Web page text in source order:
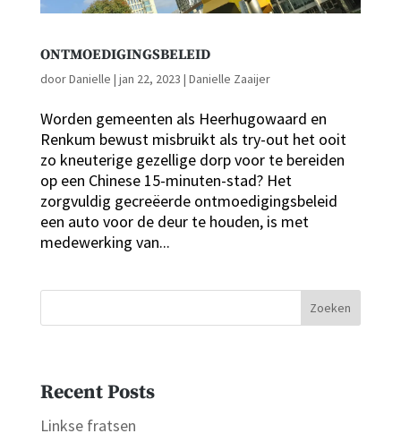
ONTMOEDIGINGSBELEID
doorDanielle | jan 22, 2023 | Danielle Zaaijer
Worden gemeenten als Heerhugowaard en
Renkum bewust misbruikt als try-out het ooit
zo kneuterige gezellige dorp voor te bereiden
op een Chinese 15-minuten-stad? Het
zorgvuldig gecreëerde ontmoedigingsbeleid
een auto voor de deur te houden, is met
medewerking van...
Zoeken
Recent Posts
Linkse fratsen